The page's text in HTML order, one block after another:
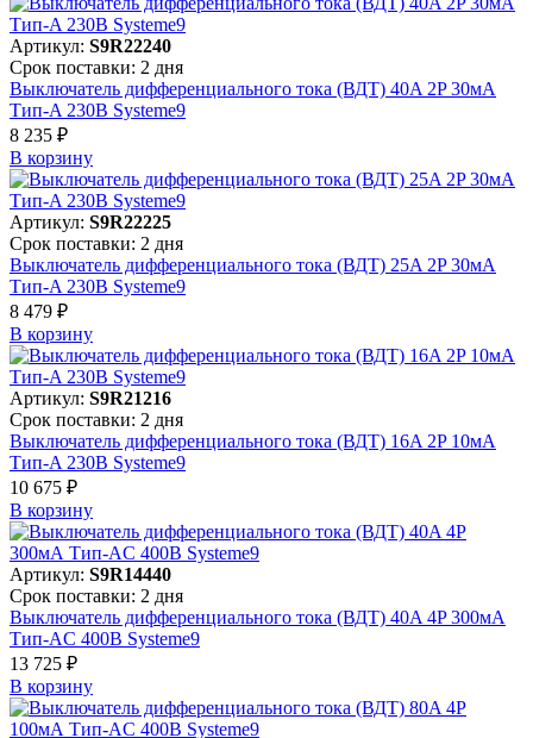
Артикул: S9R22240
Срок поставки: 2 дня
Выключатель дифференциального тока (ВДТ) 40A 2P 30мА
Тип-A 230В Systeme9
8 235 ₽
В корзинy
Артикул: S9R22225
Срок поставки: 2 дня
Выключатель дифференциального тока (ВДТ) 25A 2P 30мА
Тип-A 230В Systeme9
8 479 ₽
В корзинy
Артикул: S9R21216
Срок поставки: 2 дня
Выключатель дифференциального тока (ВДТ) 16A 2P 10мА
Тип-A 230В Systeme9
10 675 ₽
В корзинy
Артикул: S9R14440
Срок поставки: 2 дня
Выключатель дифференциального тока (ВДТ) 40A 4P 300мА
Тип-AC 400В Systeme9
13 725 ₽
В корзинy